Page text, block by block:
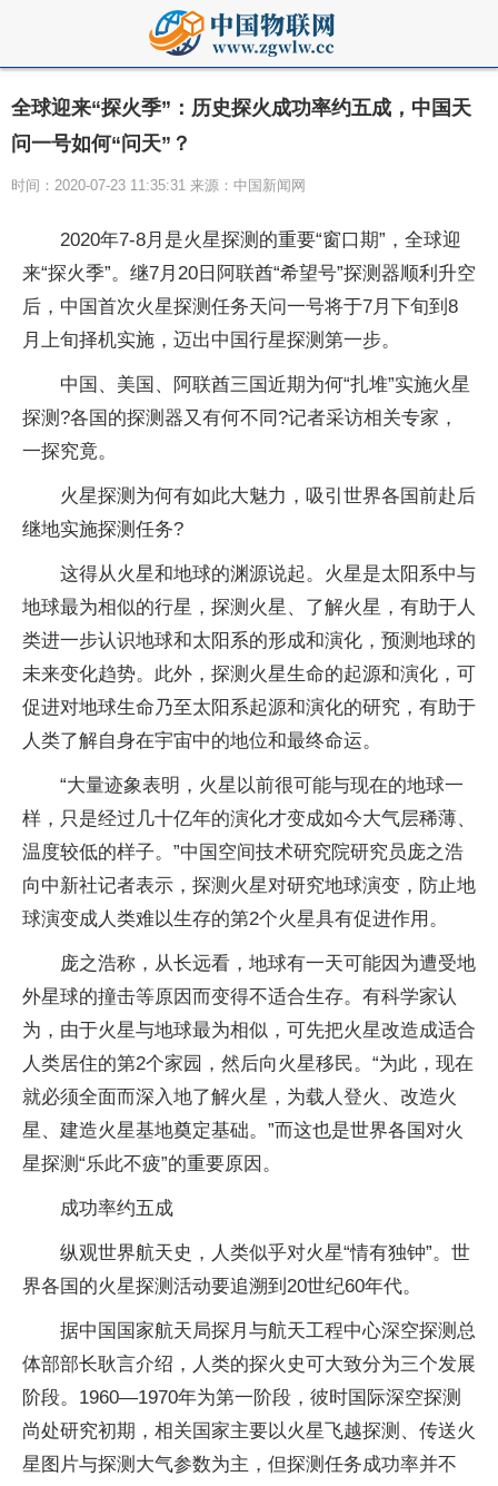
全球迎来“探火季”：历史探火成功率约五成，中国天
问一号如何“问天”？
时间：2020-07-23 11:35:31 来源：中国新闻网
2020年7-8月是火星探测的重要“窗口期”，全球迎
来“探火季”。继7月20日阿联酋“希望号”探测器顺利升空
后，中国首次火星探测任务天问一号将于7月下旬到8
月上旬择机实施，迈出中国行星探测第一步。
中国、美国、阿联酋三国近期为何“扎堆”实施火星
探测?各国的探测器又有何不同?记者采访相关专家，
一探究竟。
火星探测为何有如此大魅力，吸引世界各国前赴后
继地实施探测任务?
这得从火星和地球的渊源说起。火星是太阳系中与
地球最为相似的行星，探测火星、了解火星，有助于人
类进一步认识地球和太阳系的形成和演化，预测地球的
未来变化趋势。此外，探测火星生命的起源和演化，可
促进对地球生命乃至太阳系起源和演化的研究，有助于
人类了解自身在宇宙中的地位和最终命运。
“大量迹象表明，火星以前很可能与现在的地球一
样，只是经过几十亿年的演化才变成如今大气层稀薄、
温度较低的样子。”中国空间技术研究院研究员庞之浩
向中新社记者表示，探测火星对研究地球演变，防止地
球演变成人类难以生存的第2个火星具有促进作用。
庞之浩称，从长远看，地球有一天可能因为遭受地
外星球的撞击等原因而变得不适合生存。有科学家认
为，由于火星与地球最为相似，可先把火星改造成适合
人类居住的第2个家园，然后向火星移民。“为此，现在
就必须全面而深入地了解火星，为载人登火、改造火
星、建造火星基地奠定基础。”而这也是世界各国对火
星探测“乐此不疲”的重要原因。
成功率约五成
纵观世界航天史，人类似乎对火星“情有独钟”。世
界各国的火星探测活动要追溯到20世纪60年代。
据中国国家航天局探月与航天工程中心深空探测总
体部部长耿言介绍，人类的探火史可大致分为三个发展
阶段。1960—1970年为第一阶段，彼时国际深空探测
尚处研究初期，相关国家主要以火星飞越探测、传送火
星图片与探测大气参数为主，但探测任务成功率并不